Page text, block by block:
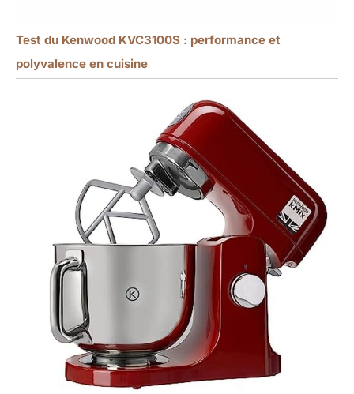
Test du Kenwood KVC3100S : performance et
polyvalence en cuisine